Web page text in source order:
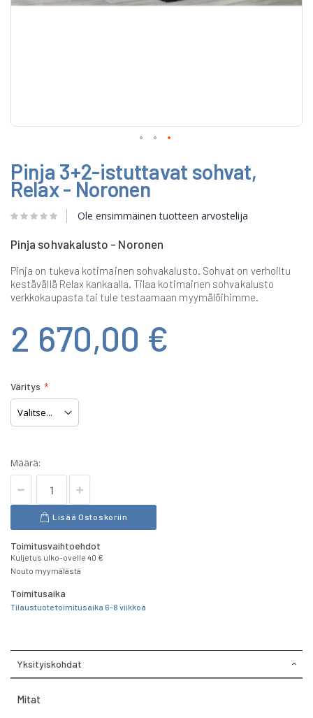
to
the
beginning
the
gallery
Pinja 3+2-istuttavat sohvat,
Relax - Noronen
Ole ensimmäinen tuotteen arvostelija
Pinja sohvakalusto - Noronen
Pinja on tukeva kotimainen sohvakalusto. Sohvat on verhoiltu
kestävällä Relax kankaalla. Tilaa kotimainen sohvakalusto
verkkokaupasta tai tule testaamaan myymälöihimme.
2 670,00 €
Väritys
Määrä:
Lisää Ostoskoriin
Toimitusvaihtoehdot
Kuljetus ulko-ovelle 40 €
Nouto myymälästä
Toimitusaika
Tilaustuote toimitusaika 6-8 viikkoa
Yksityiskohdat
Mitat